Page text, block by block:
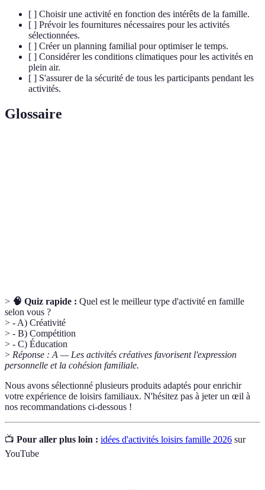
[ ] Choisir une activité en fonction des intérêts de la famille.
[ ] Prévoir les fournitures nécessaires pour les activités
sélectionnées.
[ ] Créer un planning familial pour optimiser le temps.
[ ] Considérer les conditions climatiques pour les activités en
plein air.
[ ] S'assurer de la sécurité de tous les participants pendant les
activités.
Glossaire
> 🧠 Quiz rapide : Quel est le meilleur type d'activité en famille
selon vous ?
> - A) Créativité
> - B) Compétition
> - C) Éducation
> Réponse : A — Les activités créatives favorisent l'expression
personnelle et la cohésion familiale.
Nous avons sélectionné plusieurs produits adaptés pour enrichir
votre expérience de loisirs familiaux. N'hésitez pas à jeter un œil à
nos recommandations ci-dessous !
📺 Pour aller plus loin : idées d'activités loisirs famille 2026 sur
YouTube